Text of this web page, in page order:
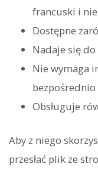
francuski i
Dostępne
Nadaje się
Nie wymaga
Obsługuje
Aby z niego
przesłać plik ze